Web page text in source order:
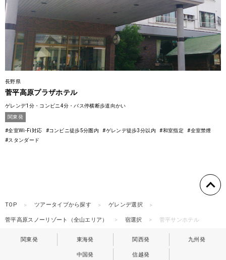
長野県
菅平高原プラザホテル
ゲレンデ1分・コンビニ4分・バス停横断歩道向かい
関東発
#全室Wi-Fi対応 #コンビニ徒歩5分圏内 #ゲレンデ徒歩3分以内 #和室指定
#全室禁煙
#スタンダード
TOP ツアータイプから探す ゲレンデ選択
菅平高原スノーリゾート（全山エリア） 宿選択 菅平サンホテル
関東発 東海発 関西発 九州発
中国発 信越発